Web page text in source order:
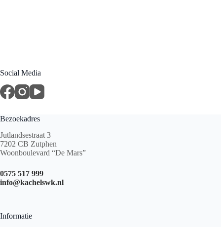
Social Media
Bezoekadres
Jutlandsestraat 3
7202 CB Zutphen
Woonboulevard “De Mars”
0575 517 999
info@kachelswk.nl
Informatie